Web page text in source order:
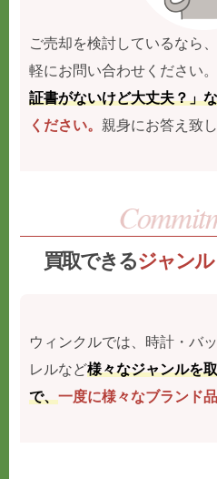
ご売却を検討しているなら
軽にお問い合わせください
証書がないけど大丈夫？」
ください。親身にお答え致し
買取できるジャン
ウィンクルでは、時計・バ
レルなど様々なジャンルを
で、一度に様々なブランド